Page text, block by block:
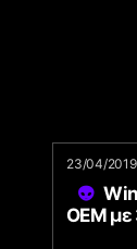
23/04/
OEM